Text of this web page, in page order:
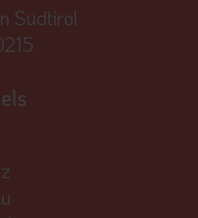
Südtirol